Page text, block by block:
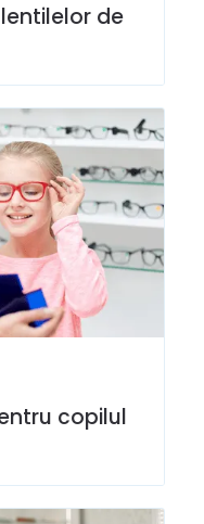
de
copilul